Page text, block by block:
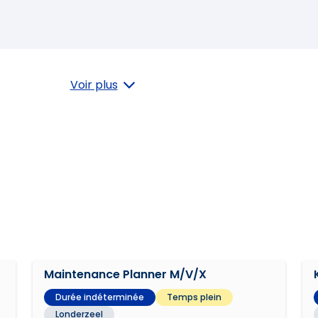
Voir plus
Maintenance Planner M/V/X
Durée indéterminée
Temps plein
Londerzeel